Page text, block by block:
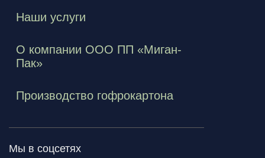
Наши услуги
О компании ООО ПП «Миган-
Пак»
Производство гофрокартона
Мы в соцсетях